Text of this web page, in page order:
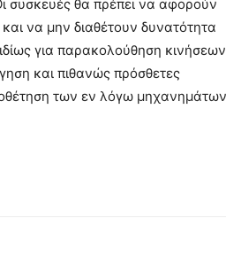
συσκευές θα πρέπει να αφορούν
να μην διαθέτουν δυνατότητα
για παρακολούθηση κινήσεων
και πιθανώς πρόσθετες
των εν λόγω μηχανημάτων